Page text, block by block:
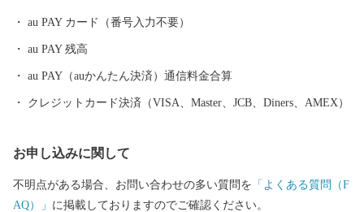
au PAY カード（番号入力不要）
au PAY 残高
au PAY（auかんたん決済）通信料金合算
クレジットカード決済（VISA、Master、JCB、Diners、AMEX）
お申し込みに関して
不明点がある場合、お問い合わせの多い質問を 「よくある質問（F
AQ）」 に掲載しておりますのでご確認ください。